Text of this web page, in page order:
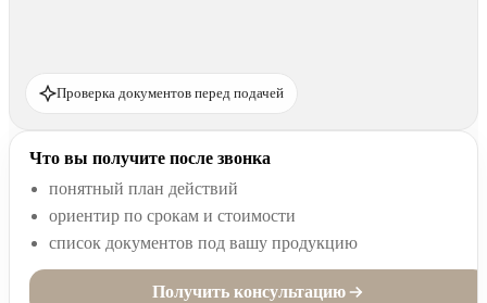
Проверка документов перед подачей
Что вы получите после звонка
понятный план действий
ориентир по срокам и стоимости
список документов под вашу продукцию
Получить консультацию